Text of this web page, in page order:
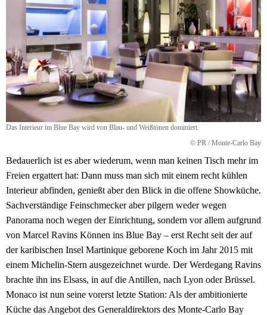
Das Interieur im Blue Bay wird von Blau- und Weißtönen dominiert.
© PR / Monte-Carlo Bay
Bedauerlich ist es aber wiederum, wenn man keinen Tisch mehr im
Freien ergattert hat: Dann muss man sich mit einem recht kühlen
Interieur abfinden, genießt aber den Blick in die offene Showküche.
Sachverständige Feinschmecker aber pilgern weder wegen
Panorama noch wegen der Einrichtung, sondern vor allem aufgrund
von Marcel Ravins Können ins Blue Bay – erst Recht seit der auf
der karibischen Insel Martinique geborene Koch im Jahr 2015 mit
einem Michelin-Stern ausgezeichnet wurde. Der Werdegang Ravins
brachte ihn ins Elsass, in auf die Antillen, nach Lyon oder Brüssel.
Monaco ist nun seine vorerst letzte Station: Als der ambitionierte
Küche das Angebot des Generaldirektors des Monte-Carlo Bay